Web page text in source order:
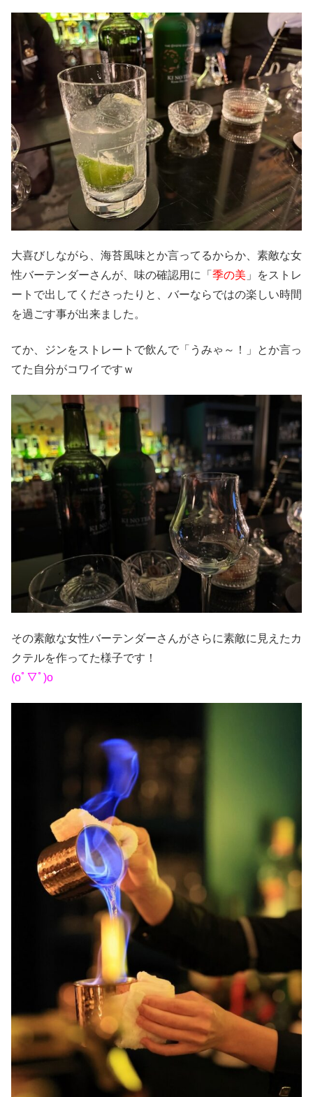
大喜びしながら、海苔風味とか言ってるからか、素敵な女
性バーテンダーさんが、味の確認用に「 季の美 」をストレ
ートで出してくださったりと、バーならではの楽しい時間
を過ごす事が出来ました。
てか、ジンをストレートで飲んで「うみゃ～！」とか言っ
てた自分がコワイですｗ
その素敵な女性バーテンダーさんがさらに素敵に見えたカ
クテルを作ってた様子です！
(oﾟ▽ﾟ)o